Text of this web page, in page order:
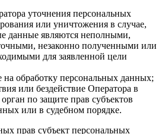
уточнения персональных
или уничтожения в случае,
данные являются неполными,
незаконно полученными или
для заявленной цели
на обработку персональных данных;
или бездействие Оператора в
по защите прав субъектов
или в судебном порядке.
прав субъект персональных